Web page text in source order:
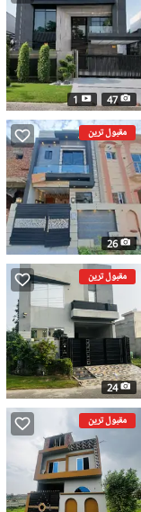
47
1
مقبول ترین
26
مقبول ترین
24
مقبول ترین